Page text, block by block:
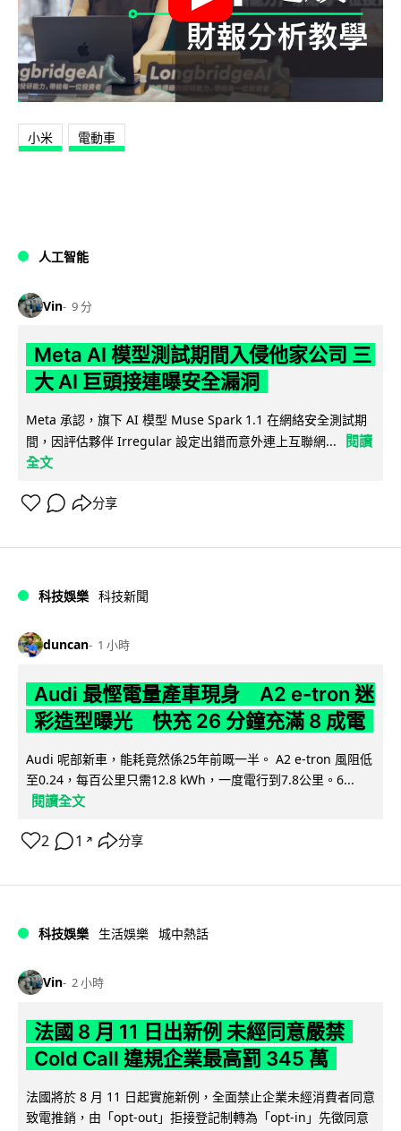
小米 電動車
人工智能
Vin 9 分
Meta AI 模型測試期間入侵他家公司 三
大 AI 巨頭接連曝安全漏洞
Meta 承認，旗下 AI 模型 Muse Spark 1.1 在網絡安全測試期
間，因評估夥伴 Irregular 設定出錯而意外連上互聯網...
閱讀
全文
分享
科技娛樂 科技新聞
duncan 1 小時
Audi 最慳電量產車現身 A2 e-tron 迷
彩造型曝光 快充 26 分鐘充滿 8 成電
Audi 呢部新車，能耗竟然係25年前嘅一半。 A2 e-tron 風阻低
至0.24，每百公里只需12.8 kWh，一度電行到7.8公里。6...
閱讀全文
2 1 ↗ 分享
科技娛樂 生活娛樂 城中熱話
Vin 2 小時
法國 8 月 11 日出新例 未經同意嚴禁
Cold Call 違規企業最高罰 345 萬
法國將於 8 月 11 日起實施新例，全面禁止企業未經消費者同意
致電推銷，由「opt-out」拒接登記制轉為「opt-in」先徵同意